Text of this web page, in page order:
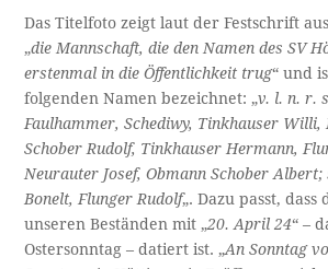
Das Titelfoto zeigt laut der Festschrift
„die Mannschaft, die den Namen des SV
erstenmal in die Öffentlichkeit trug“ und
folgenden Namen bezeichnet: „v. l. n. r.
Faulhammer, Schediwy, Tinkhauser Willi,
Schober Rudolf, Tinkhauser Hermann,
Neurauter Josef, Obmann Schober Albert;
Bonelt, Flunger Rudolf„. Dazu passt, dass
unseren Beständen mit „20. April 24“ –
Ostersonntag – datiert ist. „An Sonntag